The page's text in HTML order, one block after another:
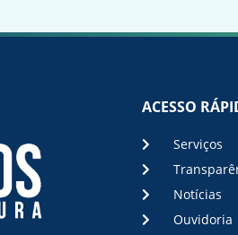
ACESSO
Serviços
Notícias
Ouvidoria